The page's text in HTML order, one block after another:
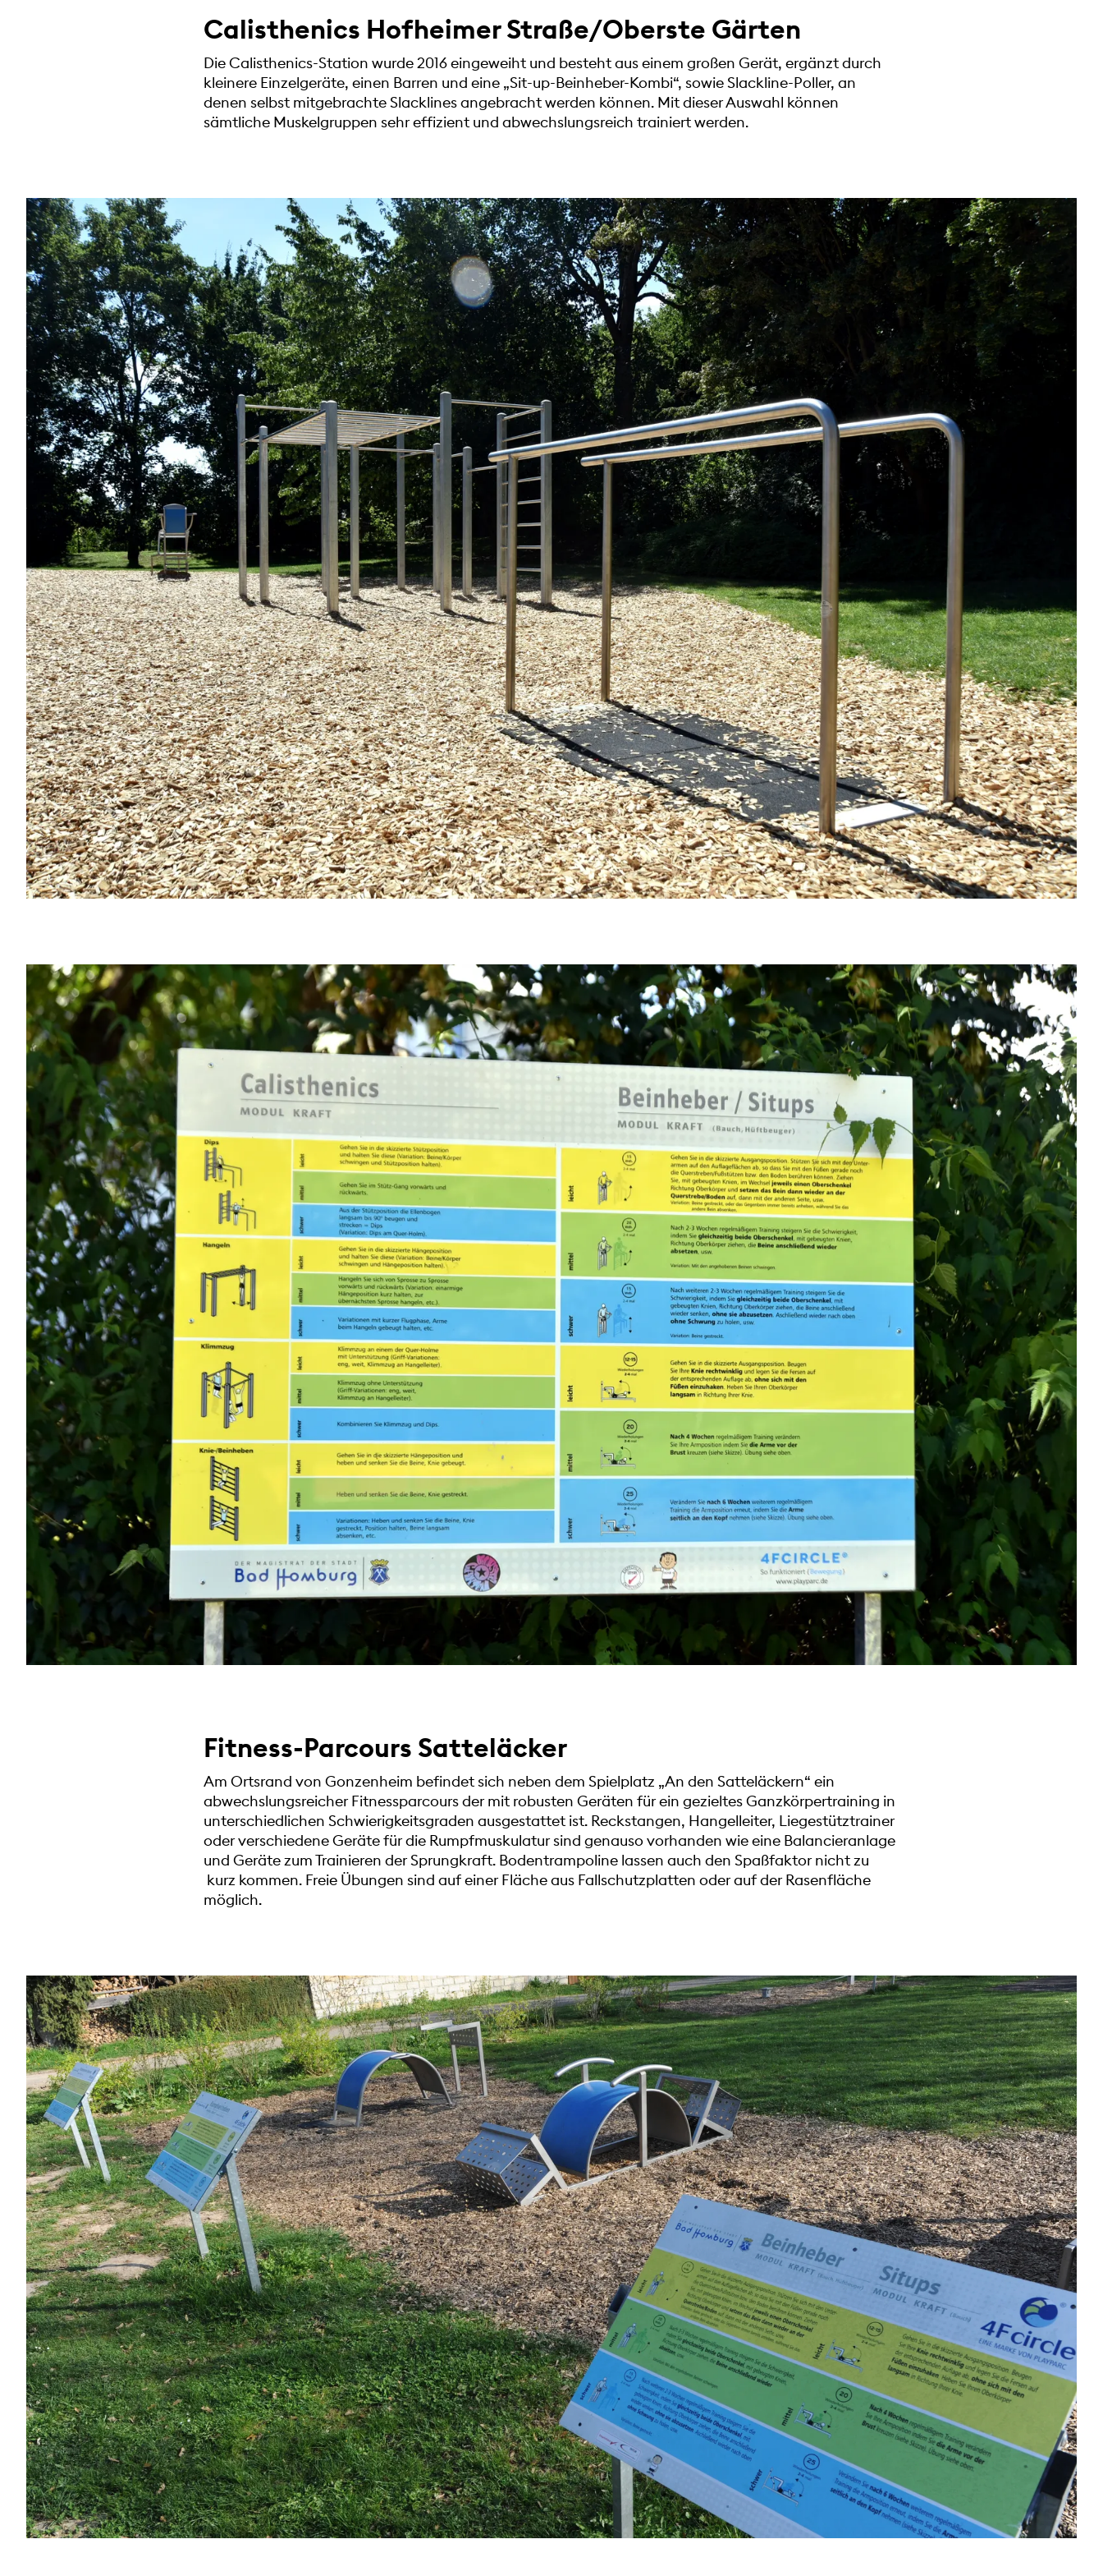
Calisthenics Hofheimer Straße/Oberste Gärten
Die Calisthenics-Station wurde 2016 eingeweiht und besteht aus einem großen Gerät, ergänzt durch
kleinere Einzelgeräte, einen Barren und eine „Sit-up-Beinheber-Kombi“, sowie Slackline-Poller, an
denen selbst mitgebrachte Slacklines angebracht werden können. Mit dieser Auswahl können
sämtliche Muskelgruppen sehr effizient und abwechslungsreich trainiert werden.
Fitness-Parcours Satteläcker
Am Ortsrand von Gonzenheim befindet sich neben dem Spielplatz „An den Satteläckern“ ein
abwechslungsreicher Fitnessparcours der mit robusten Geräten für ein gezieltes Ganzkörpertraining in
unterschiedlichen Schwierigkeitsgraden ausgestattet ist. Reckstangen, Hangelleiter, Liegestütztrainer
oder verschiedene Geräte für die Rumpfmuskulatur sind genauso vorhanden wie eine Balancieranlage
und Geräte zum Trainieren der Sprungkraft. Bodentrampoline lassen auch den Spaßfaktor nicht zu
kurz kommen. Freie Übungen sind auf einer Fläche aus Fallschutzplatten oder auf der Rasenfläche
möglich.